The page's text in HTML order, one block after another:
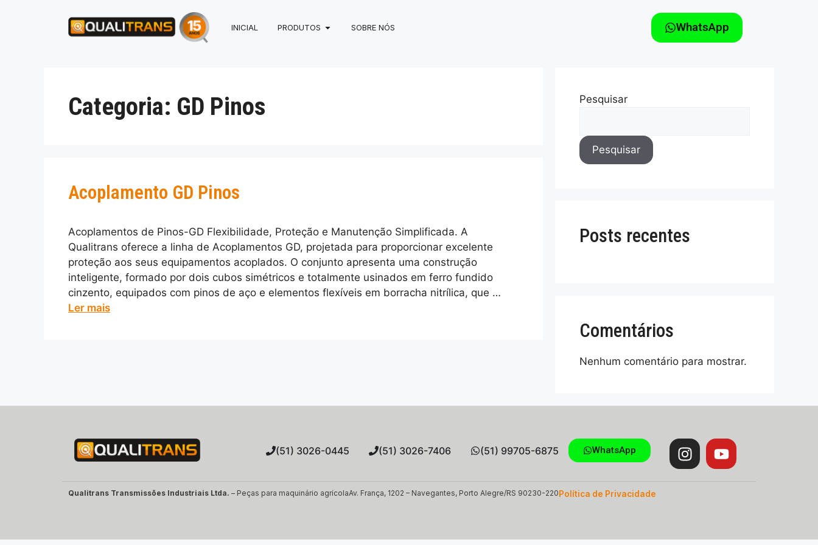
INICIAL PRODUTOS SOBRE NÓS WhatsApp
Categoria: GD Pinos
Acoplamento GD Pinos
Acoplamentos de Pinos-GD Flexibilidade, Proteção e Manutenção Simplificada. A
Qualitrans oferece a linha de Acoplamentos GD, projetada para proporcionar excelente
proteção aos seus equipamentos acoplados. O conjunto apresenta uma construção
inteligente, formado por dois cubos simétricos e totalmente usinados em ferro fundido
cinzento, equipados com pinos de aço e elementos flexíveis em borracha nitrílica, que …
Ler mais
Pesquisar
Pesquisar
Posts recentes
Comentários
Nenhum comentário para mostrar.
(51) 3026-0445 (51) 3026-7406 (51) 99705-6875 WhatsApp
Qualitrans Transmissões Industriais Ltda. – Peças para maquinário agrícolaAv. França, 1202 – Navegantes, Porto Alegre/RS 90230-220 Política de Privacidade